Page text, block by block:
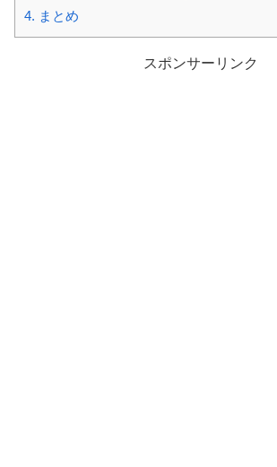
4. まとめ
スポンサーリンク